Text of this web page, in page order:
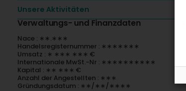
Unsere Aktivitäten
Verwaltungs- und Finanzdaten
Nace : ∗∗.∗∗∗
Handelsregisternummer : ∗∗∗∗∗∗∗
Umsatz : ∗ ∗∗∗ ∗∗∗ €
Internationale MwSt.-Nr : ∗∗∗∗∗∗∗∗∗∗
Kapital : ∗∗ ∗∗∗ €
Anzahl der Angestellten : ∗∗∗
Gründungsdatum : ∗∗/∗∗/∗∗∗∗